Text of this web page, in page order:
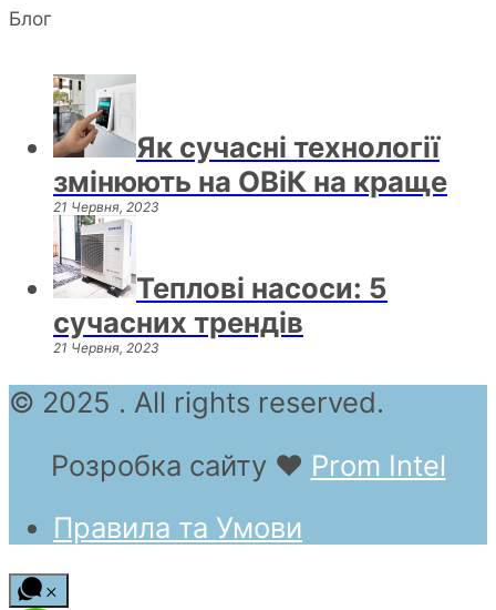
Блог
Як сучасні технології
змінюють на ОВіК на краще
21 Червня, 2023
Теплові насоси: 5
сучасних трендів
21 Червня, 2023
© 2025 . All rights reserved.
Розробка сайту ❤ Prom Intel
Правила та Умови